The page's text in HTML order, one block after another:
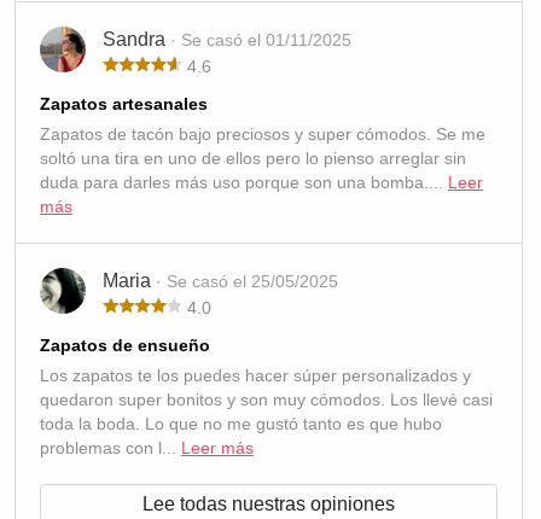
Sandra · Se casó el 01/11/2025
4.6
Zapatos artesanales
Zapatos de tacón bajo preciosos y super cómodos. Se me
soltó una tira en uno de ellos pero lo pienso arreglar sin
duda para darles más uso porque son una bomba.... Leer
más
Maria · Se casó el 25/05/2025
4.0
Zapatos de ensueño
Los zapatos te los puedes hacer súper personalizados y
quedaron super bonitos y son muy cómodos. Los llevé casi
toda la boda. Lo que no me gustó tanto es que hubo
problemas con l... Leer más
Lee todas nuestras opiniones